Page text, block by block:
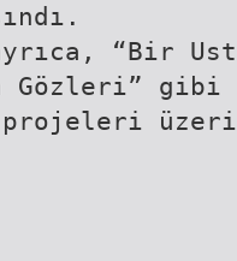
“Bir
Gözleri” gibi
projeleri